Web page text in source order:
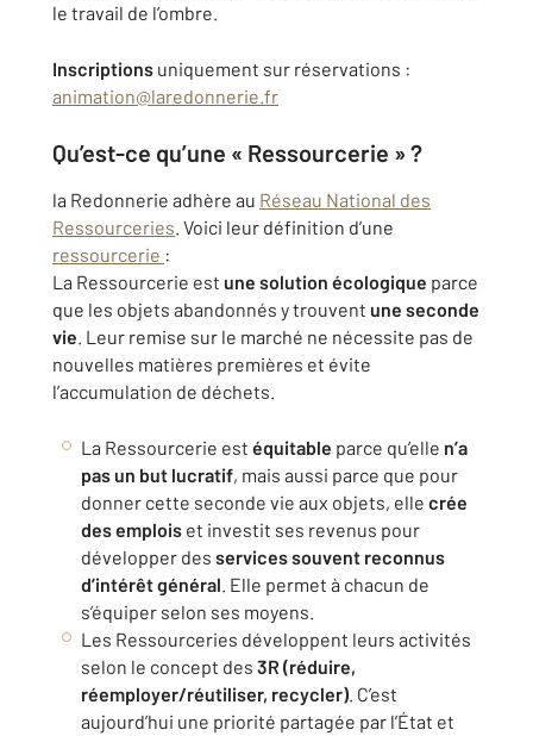
le travail de l’ombre.
Inscriptions uniquement sur réservations :
animation@laredonnerie.fr
Qu’est-ce qu’une « Ressourcerie » ?
la Redonnerie adhère au Réseau National des
Ressourceries. Voici leur définition d’une
ressourcerie :
La Ressourcerie est une solution écologique parce
que les objets abandonnés y trouvent une seconde
vie. Leur remise sur le marché ne nécessite pas de
nouvelles matières premières et évite
l’accumulation de déchets.
La Ressourcerie est équitable parce qu’elle n’a
pas un but lucratif, mais aussi parce que pour
donner cette seconde vie aux objets, elle crée
des emplois et investit ses revenus pour
développer des services souvent reconnus
d’intérêt général. Elle permet à chacun de
s’équiper selon ses moyens.
Les Ressourceries développent leurs activités
selon le concept des 3R (réduire,
réemployer/réutiliser, recycler). C’est
aujourd’hui une priorité partagée par l’État et